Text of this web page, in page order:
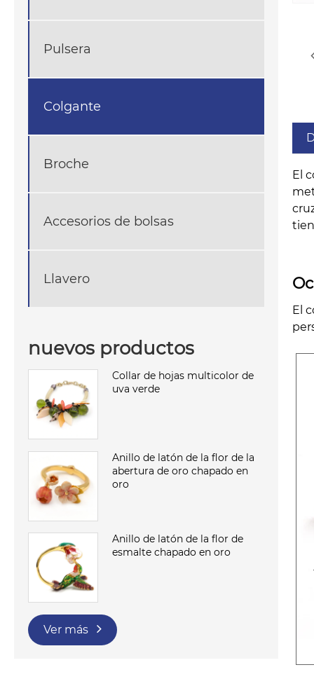
Pulsera
Colgante
Broche
Accesorios de bolsas
Llavero
nuevos productos
Collar de hojas multicolor de
uva verde
Anillo de latón de la flor de la
abertura de oro chapado en
oro
Anillo de latón de la flor de
esmalte chapado en oro
Ver más
El
El